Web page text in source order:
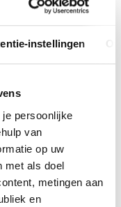
instellingen
persoonlijke
van
op uw
met als doel
metingen aan
en
en zal de
en-